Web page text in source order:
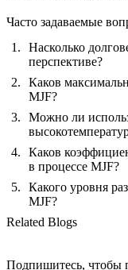
Часто задаваемые
Насколько
перспективе?
Каков
MJF?
Можно ли
Каков
в процессе MJF?
Какого уровня
MJF?
Related Blogs
Подпишитесь, чтобы